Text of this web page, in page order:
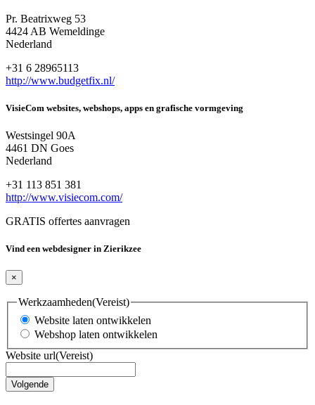
Pr. Beatrixweg 53
4424 AB Wemeldinge
Nederland
+31 6 28965113
http://www.budgetfix.nl/
VisieCom websites, webshops, apps en grafische vormgeving
Westsingel 90A
4461 DN Goes
Nederland
+31 113 851 381
http://www.visiecom.com/
GRATIS offertes aanvragen
Vind een webdesigner in Zierikzee
×
Werkzaamheden(Vereist)
Website laten ontwikkelen
Webshop laten ontwikkelen
Website url(Vereist)